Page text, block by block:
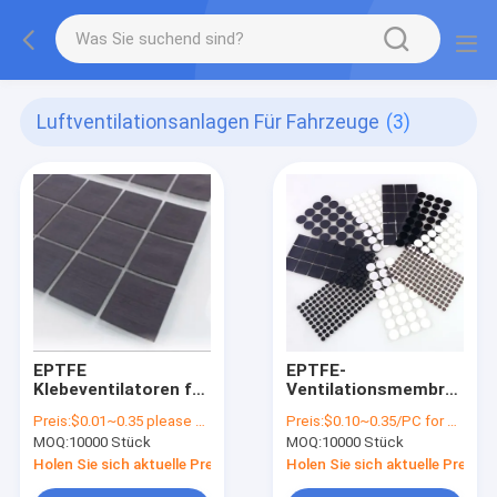
Luftventilationsanlagen Für Fahrzeuge (3)
EPTFE
Klebeventilatoren für
Wasserdicht
Staubdicht
Nebeldicht
Preis:$0.01~0.35 please confirm with sales
MOQ:10000 Stück
Holen Sie sich aktuelle Preis
EPTFE-
Ventilationsmembranen
Navigationssysteme
im Fahrzeug,
Anzeigensysteme,
Preis:$0.10~0.35/PC for price , contact our sales team
MOQ:10000 Stück
Holen Sie sich aktuelle Preis